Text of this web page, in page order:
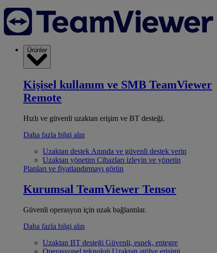
Ürünler
Kişisel kullanım ve SMB TeamViewer
Remote
Hızlı ve güvenli uzaktan erişim ve BT desteği.
Daha fazla bilgi alın
Uzaktan destek Anında ve güvenli destek verin
Uzaktan yönetim Cihazları izleyin ve yönetin
Planları ve fiyatlandırmayı görün
Kurumsal TeamViewer Tensor
Güvenli operasyon için uzak bağlantılar.
Daha fazla bilgi alın
Uzaktan BT desteği Güvenli, esnek, entegre
Operasyonel teknoloji Uzaktan atölye erişimi